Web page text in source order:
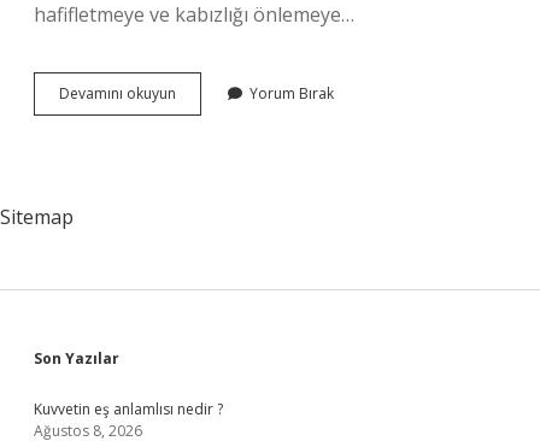
hafifletmeye ve kabızlığı önlemeye…
Devamını okuyun
Hemoroid
Yorum Bırak
Sitemap
Sidebar
Son Yazılar
Kuvvetin eş anlamlısı nedir ?
Ağustos 8, 2026